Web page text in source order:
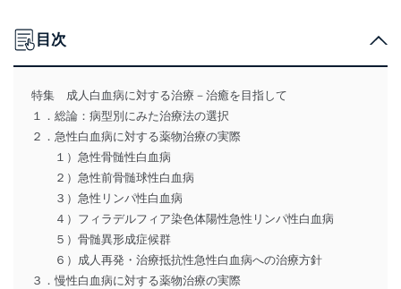
目次
特集 成人白血病に対する治療－治癒を目指して
１．総論：病型別にみた治療法の選択
２．急性白血病に対する薬物治療の実際
１）急性骨髄性白血病
２）急性前骨髄球性白血病
３）急性リンパ性白血病
４）フィラデルフィア染色体陽性急性リンパ性白血病
５）骨髄異形成症候群
６）成人再発・治療抵抗性急性白血病への治療方針
３．慢性白血病に対する薬物治療の実際